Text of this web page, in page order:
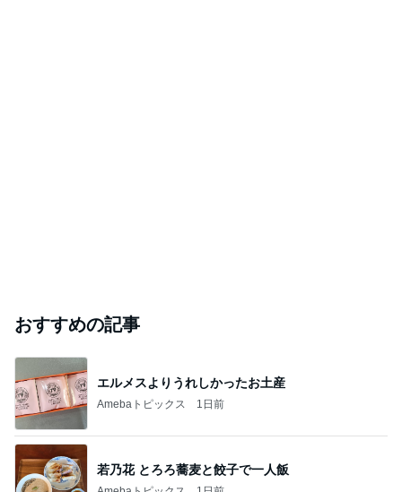
おすすめの記事
エルメスよりうれしかったお土産
Amebaトピックス 1日前
若乃花 とろろ蕎麦と餃子で一人飯